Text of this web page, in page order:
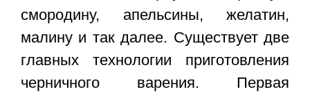
смородину, апельсины, желатин,
малину и так далее. Существует две
главных технологии приготовления
черничного варения. Первая